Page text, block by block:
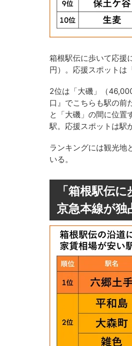
箱根駅伝に歩いて応援
円）。応援スポットは
2位は「大磯」（
口』でこちらも駅の前
と「大磯」の間に位置
駅。応援スポットは駅
ランキングには観光地
いる。
「箱根駅伝
京急本線が独